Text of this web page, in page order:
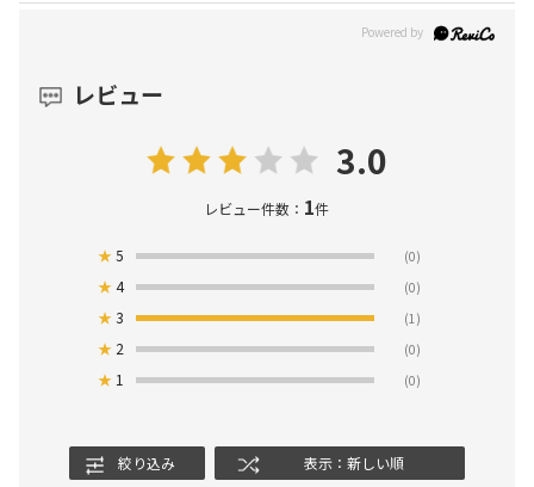
レビュー
3.0
レビュー件数： 1件
★5 (0)
★4 (0)
★3 (1)
★ 2 (0)
★ 1 (0)
絞り込み 表示：新しい順